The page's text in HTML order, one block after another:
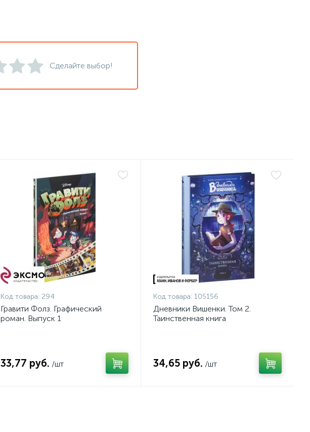
Сделайте выбор!
Код товара: 294
Гравити Фолз. Графический
роман. Выпуск 1
33,77 руб. /шт
Код товара: 105156
Дневники Вишенки. Том 2.
Таинственная книга
34,65 руб. /шт